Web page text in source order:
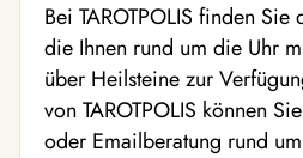
Bei TAROTPOLIS finden
die Ihnen rund um die Uhr
über Heilsteine zur
von TAROTPOLIS können
oder Emailberatung rund